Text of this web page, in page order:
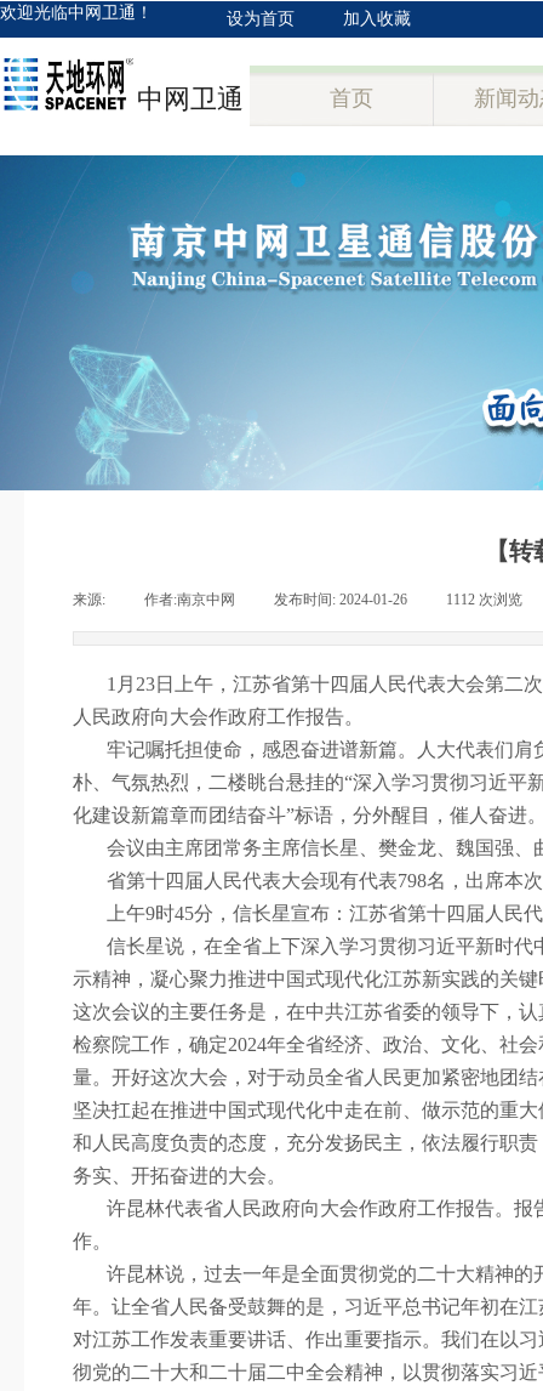
设为首页 加入收藏
欢迎光临中网卫通！
首页 新闻
中网卫通
【
来源: 作者:南京中网 发布时间: 2024-01-26 1112 次浏览
1 月 23日上午，江苏省第十四届人民代表大会第二
人民政府向大会作政府工作报告。
牢记嘱托担使命，感恩奋进谱新篇。人大代表们
朴、气氛热烈，二楼眺台悬挂的“深入学习贯彻习近平
化建设新篇章而团结奋斗”标语，分外醒目，催人奋进
会议由主席团常务主席信长星、樊金龙、魏国强
省第十四届人民代表大会现有代表798名，出席本
上午9时45分，信长星宣布：江苏省第十四届人民
信长星说，在全省上下深入学习贯彻习近平新时
示精神，凝心聚力推进中国式现代化江苏新实践的关
这次会议的主要任务是，在中共江苏省委的领导下，
检察院工作，确定2024年全省经济、政治、文化、社
量。开好这次大会，对于动员全省人民更加紧密地团
坚决扛起在推进中国式现代化中走在前、做示范的重
和人民高度负责的态度，充分发扬民主，依法履行职
务实、开拓奋进的大会。
许昆林代表省人民政府向大会作政府工作报告。报
作。
许昆林说，过去一年是全面贯彻党的二十大精神
年。让全省人民备受鼓舞的是，习近平总书记年初在
对江苏工作发表重要讲话、作出重要指示。我们在以
彻党的二十大和二十届二中全会精神，以贯彻落实习